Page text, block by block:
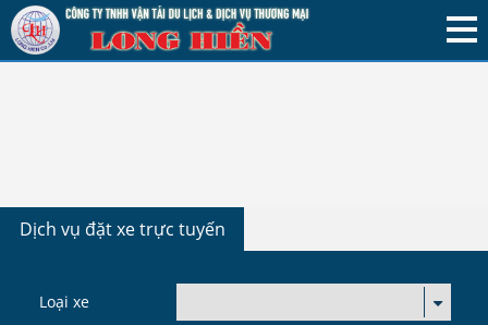
Dịch vụ đặt xe trực tuyến
Loại xe